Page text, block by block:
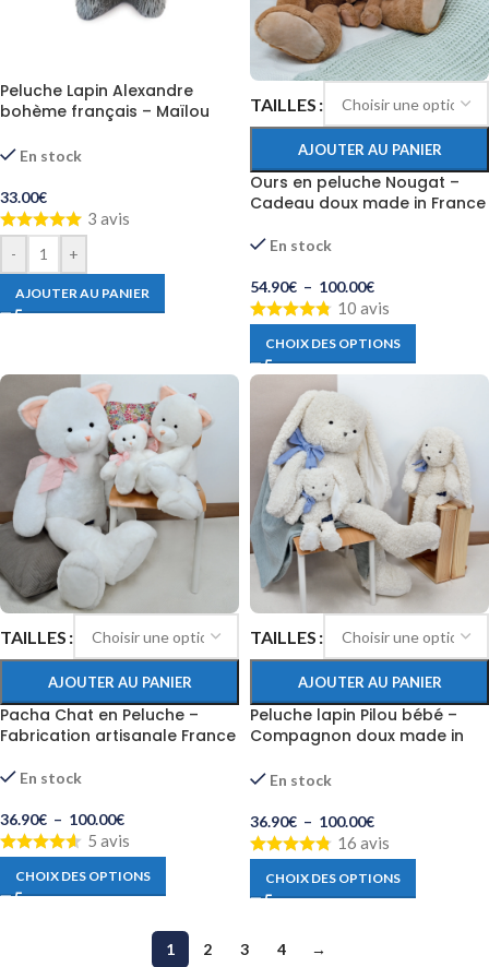
Peluche Lapin Alexandre
bohème français – Maïlou
En stock
33.00€
3 avis
- +
AJOUTER AU PANIER
TAILLES
AJOUTER AU PANIER
Ours en peluche Nougat –
Cadeau doux made in France
En stock
54.90€ – 100.00€
10 avis
CHOIX DES OPTIONS
TAILLES
AJOUTER AU PANIER
Pacha Chat en Peluche –
Fabrication artisanale France
En stock
36.90€ – 100.00€
5 avis
CHOIX DES OPTIONS
TAILLES
AJOUTER AU PANIER
Peluche lapin Pilou bébé –
Compagnon doux made in
En stock
36.90€ – 100.00€
16 avis
CHOIX DES OPTIONS
1 2 3 4 →